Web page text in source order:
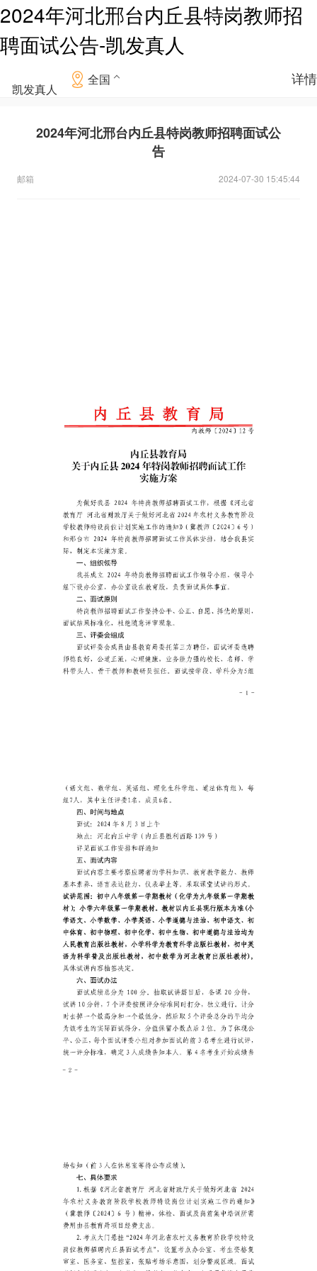
2024年河北邢台内丘县特岗教师招
聘面试公告-凯发真人
凯发真人
全国 详情
2024年河北邢台内丘县特岗教师招聘面试公
告
邮箱 2024-07-30 15:45:44